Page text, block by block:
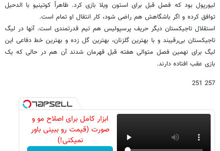
لیورپول بود که فصل قبل برای استون ویلا بازی کرد. ظاهراً کوتینیو با الدحیل
توافق کرده و اگر باشگاهش هم راضی شود، کار انتقال او تمام است.
استقلال تاجیکستان دیگر حریف پرسپولیس هم تیم قدرتمندی است. آنها در لیگ
تاجیکستان بی‌رقیبند و با بهترین گلزنان، بهترین گل زده و بهترین خط دفاعی این
لیگ برای نهمین فصل متوالی هفته قبل قهرمان شدند آن هم در حالی که یک
بازی عقب افتاده دارند.
257 251
ابزار کامل برای اصلاح مو و
صورت (قیمت رو ببینی باور
نمیکنی!)